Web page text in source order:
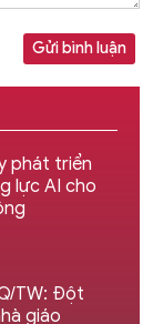
Gửi bình luận
phát triển
lực AI cho
TW: Đột
giáo